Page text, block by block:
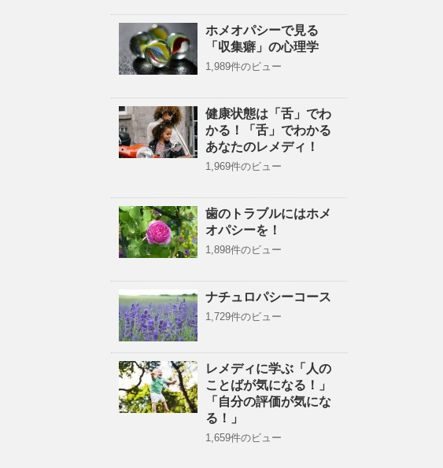
ホメオパシーで見る
「収集癖」の心理学
1,989件のビュー
健康状態は「舌」でわ
かる！「舌」でわかる
あなたのレメディ！
1,969件のビュー
歯のトラブルにはホメ
オパシーを！
1,898件のビュー
ナチュロパシーコース
1,729件のビュー
レメディに学ぶ「人の
ことばが気になる！」
「自分の評価が気にな
る！」
1,659件のビュー